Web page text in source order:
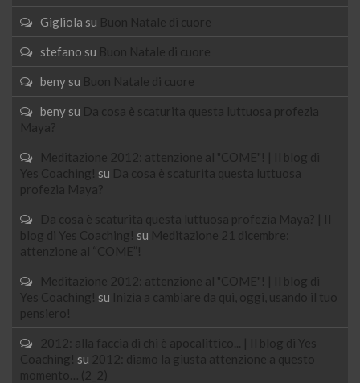
Gigliola su Buon Natale di cuore
stefano su Buon Natale di cuore
beny su Buon Natale di cuore
beny su
Da cosa è scaturita questa luttuosa profezia
Maya?
Meditazione 2012: attenzione al "COME"! | Il blog di
Yes Coaching! su
Da cosa è scaturita questa luttuosa
profezia Maya?
Da cosa è scaturita questa luttuosa profezia Maya? | Il
blog di Yes Coaching! su
Meditazione 21 dicembre:
attenzione al “COME”!
Meditazione 2012: attenzione al "COME"! | Il blog di
Yes Coaching! su
Inizia a cambiare da qui, oggi, usando il tuo
pensiero!
2012: alla faccia di chi è apocalittico... | Il blog di Yes
Coaching! su 2012: diamo la giusta attenzione a questo
momento… (2_2)